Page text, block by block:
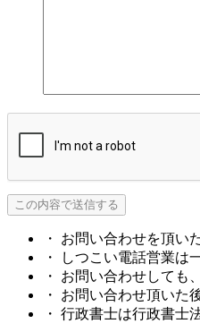
・ お問い合わせを頂い
・ しつこい電話営業は
・ お問い合わせしても
・ お問い合わせ頂いた
・ 行政書士は行政書士